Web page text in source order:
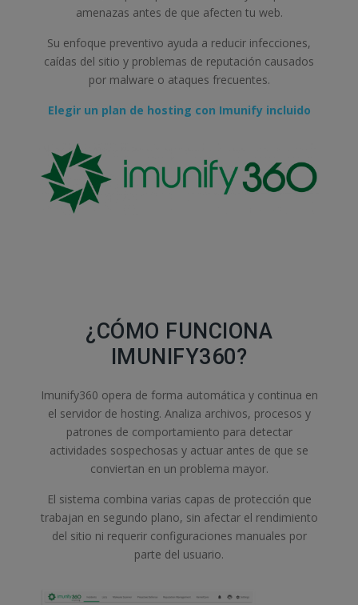
amenazas antes de que afecten tu web.
Su enfoque preventivo ayuda a reducir infecciones,
caídas del sitio y problemas de reputación causados
por malware o ataques frecuentes.
Elegir un plan de hosting con Imunify incluido
¿CÓMO FUNCIONA
IMUNIFY360?
Imunify360 opera de forma automática y continua en
el servidor de hosting. Analiza archivos, procesos y
patrones de comportamiento para detectar
actividades sospechosas y actuar antes de que se
conviertan en un problema mayor.
El sistema combina varias capas de protección que
trabajan en segundo plano, sin afectar el rendimiento
del sitio ni requerir configuraciones manuales por
parte del usuario.